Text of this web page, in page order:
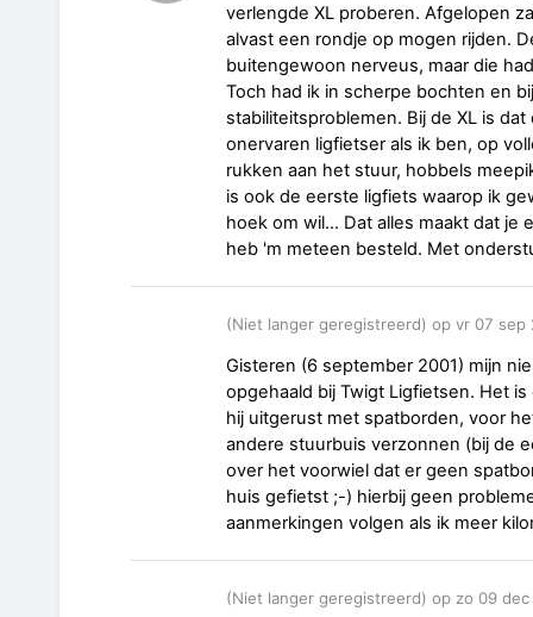
verlengde XL proberen. Afgelopen
alvast een rondje op mogen rijden.
buitengewoon nerveus, maar die
Toch had ik in scherpe bochten en
stabiliteitsproblemen. Bij de XL is
onervaren ligfietser als ik ben, op
rukken aan het stuur, hobbels
is ook de eerste ligfiets waarop ik
hoek om wil... Dat alles maakt dat
heb 'm meteen besteld. Met
(Niet langer geregistreerd) op vr 07 sep
Gisteren (6 september 2001) mijn
opgehaald bij Twigt Ligfietsen. Het
hij uitgerust met spatborden, voor
andere stuurbuis verzonnen (bij de
over het voorwiel dat er geen
huis gefietst ;-) hierbij geen
aanmerkingen volgen als ik meer
(Niet langer geregistreerd) op zo 09 dec